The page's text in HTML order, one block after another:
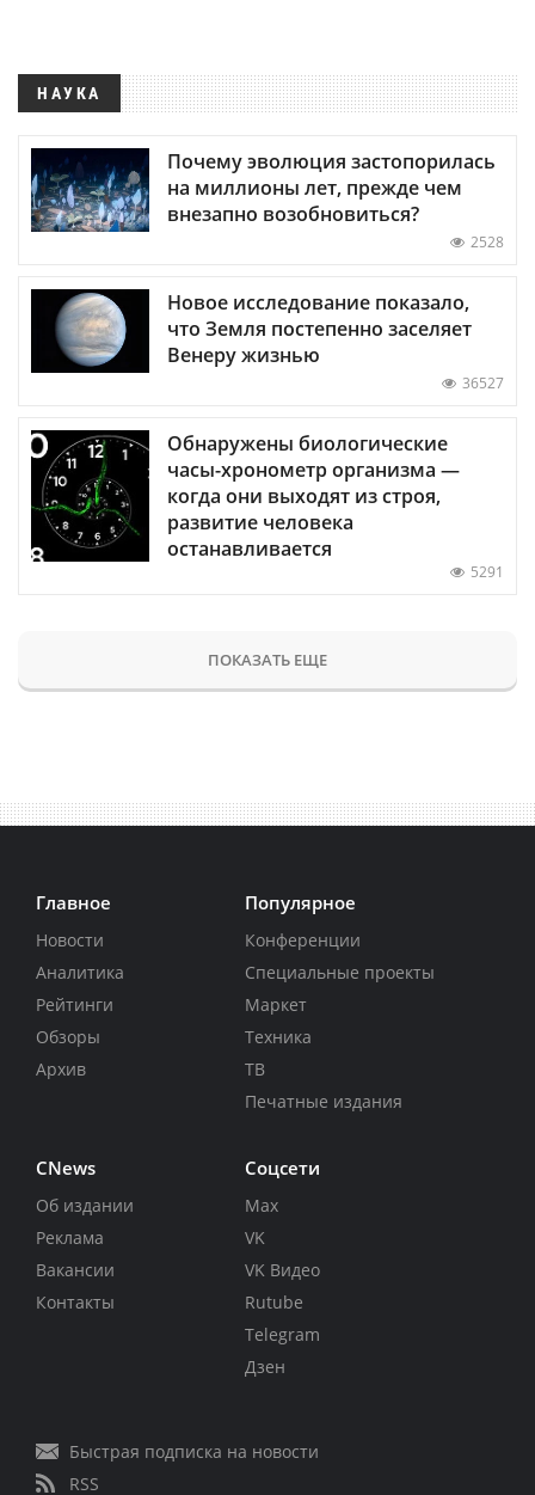
НАУКА
Почему эволюция застопорилась
на миллионы лет, прежде чем
внезапно возобновиться?
2528
Новое исследование показало,
что Земля постепенно заселяет
Венеру жизнью
36527
Обнаружены биологические
часы-хронометр организма —
когда они выходят из строя,
развитие человека
останавливается
5291
ПОКАЗАТЬ ЕЩЕ
Главное
Новости
Аналитика
Рейтинги
Обзоры
Архив
Популярное
Конференции
Специальные проекты
Маркет
Техника
ТВ
Печатные издания
CNews
Об издании
Реклама
Вакансии
Контакты
Соцсети
Max
VK
VK Видео
Rutube
Telegram
Дзен
Быстрая подписка на новости
RSS